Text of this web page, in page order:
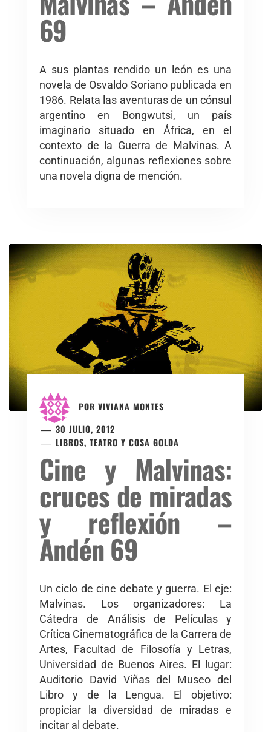
69
A sus plantas rendido un león es una
novela de Osvaldo Soriano publicada en
1986. Relata las aventuras de un cónsul
argentino en Bongwutsi, un país
imaginario situado en África, en el
contexto de la Guerra de Malvinas. A
continuación, algunas reflexiones sobre
una novela digna de mención.
POR VIVIANA MONTES
30 JULIO, 2012
LIBROS, TEATRO Y COSA GOLDA
Cine y Malvinas:
cruces de miradas
y reflexión –
Andén 69
Un ciclo de cine debate y guerra. El eje:
Malvinas. Los organizadores: La
Cátedra de Análisis de Películas y
Crítica Cinematográfica de la Carrera de
Artes, Facultad de Filosofía y Letras,
Universidad de Buenos Aires. El lugar:
Auditorio David Viñas del Museo del
Libro y de la Lengua. El objetivo:
propiciar la diversidad de miradas e
incitar al debate.